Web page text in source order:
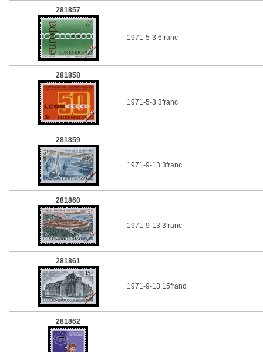
281857
1971-5-3 6franc
281858
1971-5-3 3franc
281859
1971-9-13 3franc
281860
1971-9-13 3franc
281861
1971-9-13 15franc
281862